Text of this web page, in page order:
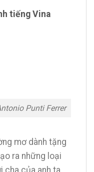
tiếng Vina
Punti Ferrer
mơ dành tặng
ra những loại